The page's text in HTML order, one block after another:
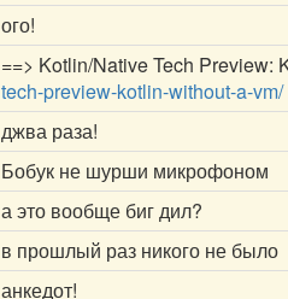
ого!
==> Kotlin/Native Tech Preview:
tech-preview-kotlin-without-a-vm/
джва раза!
Бобук не шурши микрофоном
а это вообще биг дил?
в прошлый раз никого не было
анкедот!